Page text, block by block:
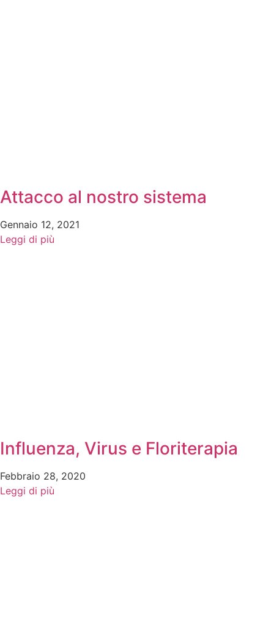
Attacco al nostro sistema
Gennaio 12, 2021
Leggi di più
Influenza, Virus e Floriterapia
Febbraio 28, 2020
Leggi di più